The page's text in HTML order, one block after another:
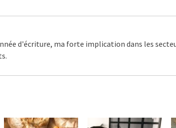
d'écriture, ma forte implication dans les